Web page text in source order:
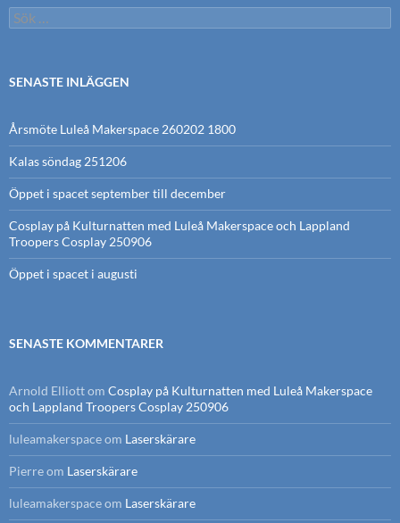
Sök
efter:
SENASTE INLÄGGEN
Årsmöte Luleå Makerspace 260202 1800
Kalas söndag 251206
Öppet i spacet september till december
Cosplay på Kulturnatten med Luleå Makerspace och Lappland
Troopers Cosplay 250906
Öppet i spacet i augusti
SENASTE KOMMENTARER
Arnold Elliottom Cosplay på Kulturnatten med Luleå Makerspace
och Lappland Troopers Cosplay 250906
luleamakerspaceom Laserskärare
Pierreom Laserskärare
luleamakerspaceom Laserskärare